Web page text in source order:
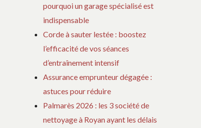
pourquoi un garage spécialisé est
indispensable
Corde à sauter lestée : boostez
l’efficacité de vos séances
d’entraînement intensif
Assurance emprunteur dégagée :
astuces pour réduire
Palmarès 2026 : les 3 société de
nettoyage à Royan ayant les délais